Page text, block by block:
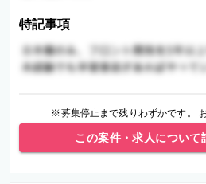
特記事項
※募集停止まで残りわずかです。
この案件・求人について